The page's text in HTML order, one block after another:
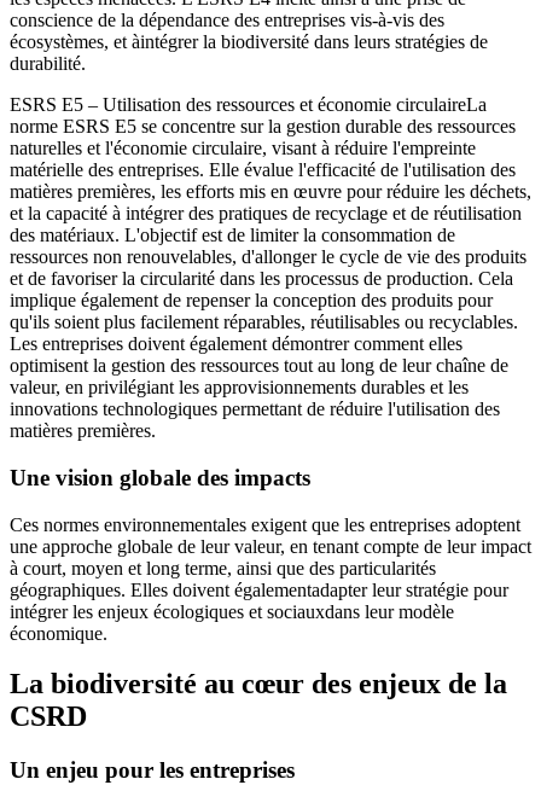
conscience de la dépendance des entreprises vis-à-vis des
écosystèmes, et àintégrer la biodiversité dans leurs stratégies de
durabilité.
ESRS E5 – Utilisation des ressources et économie circulaireLa
norme ESRS E5 se concentre sur la gestion durable des ressources
naturelles et l'économie circulaire, visant à réduire l'empreinte
matérielle des entreprises. Elle évalue l'efficacité de l'utilisation des
matières premières, les efforts mis en œuvre pour réduire les déchets,
et la capacité à intégrer des pratiques de recyclage et de réutilisation
des matériaux. L'objectif est de limiter la consommation de
ressources non renouvelables, d'allonger le cycle de vie des produits
et de favoriser la circularité dans les processus de production. Cela
implique également de repenser la conception des produits pour
qu'ils soient plus facilement réparables, réutilisables ou recyclables.
Les entreprises doivent également démontrer comment elles
optimisent la gestion des ressources tout au long de leur chaîne de
valeur, en privilégiant les approvisionnements durables et les
innovations technologiques permettant de réduire l'utilisation des
matières premières.
Une vision globale des impacts
Ces normes environnementales exigent que les entreprises adoptent
une approche globale de leur valeur, en tenant compte de leur impact
à court, moyen et long terme, ainsi que des particularités
géographiques. Elles doivent égalementadapter leur stratégie pour
intégrer les enjeux écologiques et sociauxdans leur modèle
économique.
La biodiversité au cœur des enjeux de la
CSRD
Un enjeu pour les entreprises